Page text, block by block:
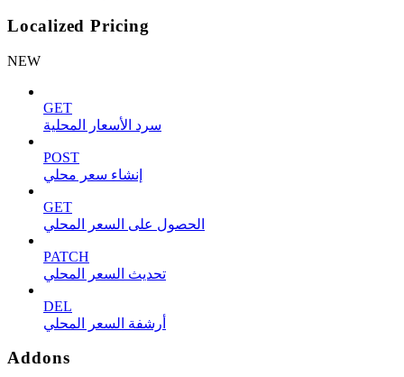
Localized Pricing
NEW
GET
سرد الأسعار المحلية
POST
إنشاء سعر محلي
GET
الحصول على السعر المحلي
PATCH
تحديث السعر المحلي
DEL
أرشفة السعر المحلي
Addons